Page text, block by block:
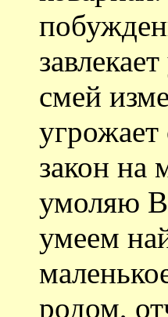
смей
закон на
умоляю
умеем
родом,